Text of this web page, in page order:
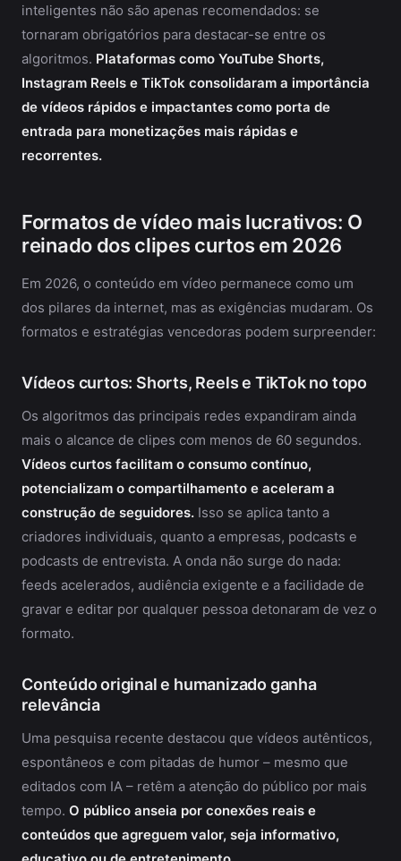
inteligentes não são apenas recomendados: se
tornaram obrigatórios para destacar-se entre os
algoritmos. Plataformas como YouTube Shorts,
Instagram Reels e TikTok consolidaram a importância
de vídeos rápidos e impactantes como porta de
entrada para monetizações mais rápidas e
recorrentes.
Formatos de vídeo mais lucrativos: O
reinado dos clipes curtos em 2026
Em 2026, o conteúdo em vídeo permanece como um
dos pilares da internet, mas as exigências mudaram. Os
formatos e estratégias vencedoras podem surpreender:
Vídeos curtos: Shorts, Reels e TikTok no topo
Os algoritmos das principais redes expandiram ainda
mais o alcance de clipes com menos de 60 segundos.
Vídeos curtos facilitam o consumo contínuo,
potencializam o compartilhamento e aceleram a
construção de seguidores. Isso se aplica tanto a
criadores individuais, quanto a empresas, podcasts e
podcasts de entrevista. A onda não surge do nada:
feeds acelerados, audiência exigente e a facilidade de
gravar e editar por qualquer pessoa detonaram de vez o
formato.
Conteúdo original e humanizado ganha
relevância
Uma pesquisa recente destacou que vídeos autênticos,
espontâneos e com pitadas de humor – mesmo que
editados com IA – retêm a atenção do público por mais
tempo. O público anseia por conexões reais e
conteúdos que agreguem valor, seja informativo,